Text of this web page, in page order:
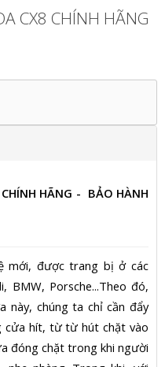
CX8 CHÍNH HÃNG
HÃNG - BẢO HÀNH
mới, được trang bị ở các
BMW, Porsche...Theo đó,
này, chúng ta chỉ cần đẩy
cửa hít, từ từ hút chặt vào
đóng chặt trong khi người